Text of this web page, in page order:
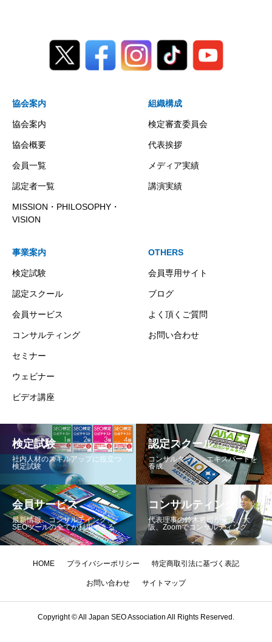
協会案内
協会案内
協会概要
会員一覧
認定者一覧
MISSION・PHILOSOPHY・
VISION
組織構成
検定審査委員会
代表挨拶
メディア実績
講演実績
事業案内
検定試験
認定スクール
会員サービス
コンサルティング
セミナー
ウェビナー
ビデオ講座
OTHERS
会員専用サイト
ブログ
よく頂くご質問
お問い合わせ
検定試験
社内人材のスキルアップに役立つ
検定試験
認定スクール
コンサルタント、エキスパートを
養成
会員サービス
最新情報、コンサルテイング、
SEOツールの全てが利用できる
コンサルティング
代表理事の鈴木将司が東京、大
阪、Zoomでコンサルティング
HOME プライバシーポリシー 特定商取引法に基づく表記
お問い合わせ サイトマップ
Copyright © All Japan SEO Association All Rights Reserved.